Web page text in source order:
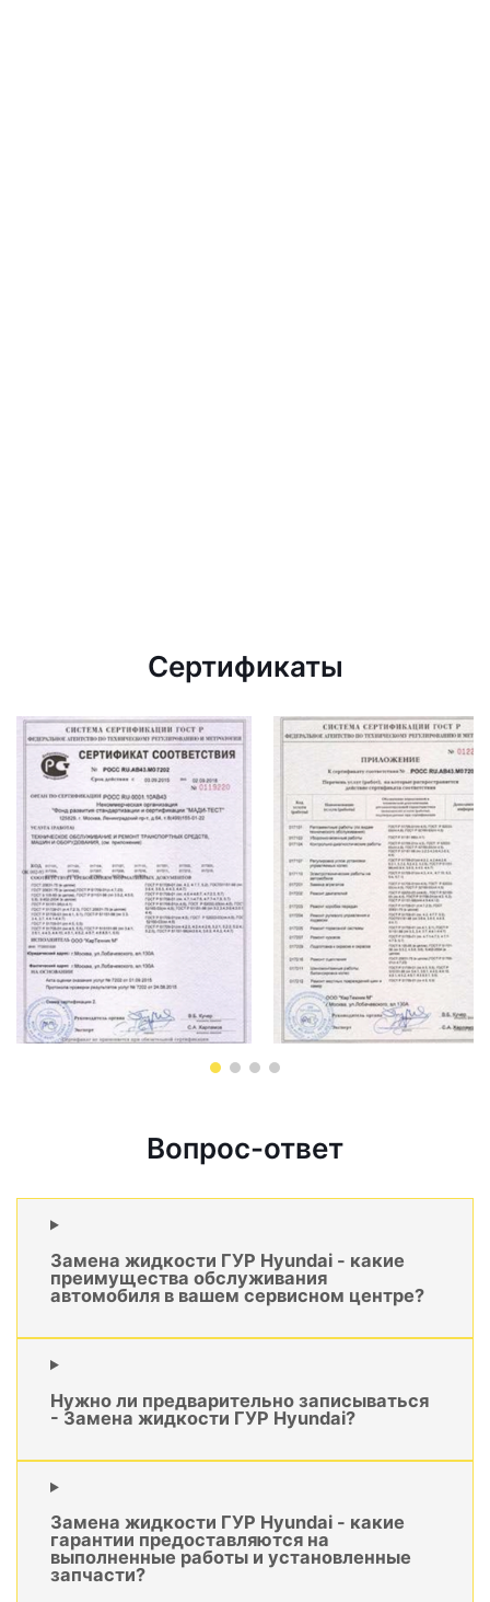
Сертификаты
Вопрос-ответ
Замена жидкости ГУР Hyundai - какие
преимущества обслуживания
автомобиля в вашем сервисном центре?
Нужно ли предварительно записываться
- Замена жидкости ГУР Hyundai?
Замена жидкости ГУР Hyundai - какие
гарантии предоставляются на
выполненные работы и установленные
запчасти?